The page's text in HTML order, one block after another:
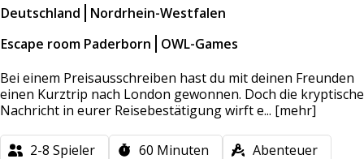
Deutschland
Nordrhein-Westfalen
Escape room Paderborn
OWL-Games
Bei einem Preisausschreiben hast du mit deinen Freunden
einen Kurztrip nach London gewonnen. Doch die kryptische
Nachricht in eurer Reisebestätigung wirft e... [mehr]
2-8 Spieler 60 Minuten
Abenteuer